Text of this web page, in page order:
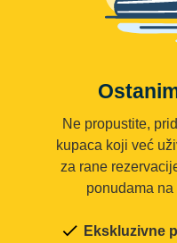
Ne propustite,
kupaca koji već
za rane
ponudama
Ekskluzivne